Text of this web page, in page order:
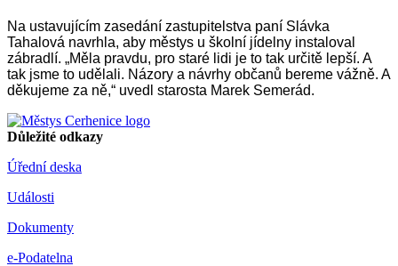
Na ustavujícím zasedání zastupitelstva paní Slávka
Tahalová navrhla, aby městys u školní jídelny instaloval
zábradlí. „Měla pravdu, pro staré lidi je to tak určitě lepší. A
tak jsme to udělali. Názory a návrhy občanů bereme vážně. A
děkujeme za ně,“ uvedl starosta Marek Semerád.
Důležité odkazy
Úřední deska
Události
Dokumenty
e-Podatelna